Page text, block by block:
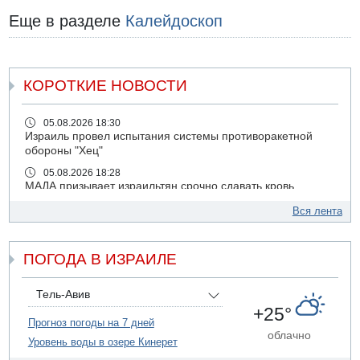
Еще в разделе Калейдоскоп
КОРОТКИЕ НОВОСТИ
05.08.2026 18:30
Израиль провел испытания системы противоракетной
обороны "Хец"
05.08.2026 18:28
МАДА призывает израильтян срочно сдавать кровь
Бывший посол Израиля в ООН Гилад Эрдан объявит в
05.08.2026 13:49
На севере Израиля на берег выбросило тело
05.08.2026 13:32
В России горят новые склады
05.08.2026 10:19
Хуситы сообщают об атаке по Саудовскому танкеру
Вся лента
ПОГОДА В ИЗРАИЛЕ
Тель-Авив
Прогноз погоды на 7 дней
Уровень воды в озере Кинерет
+25°
облачно